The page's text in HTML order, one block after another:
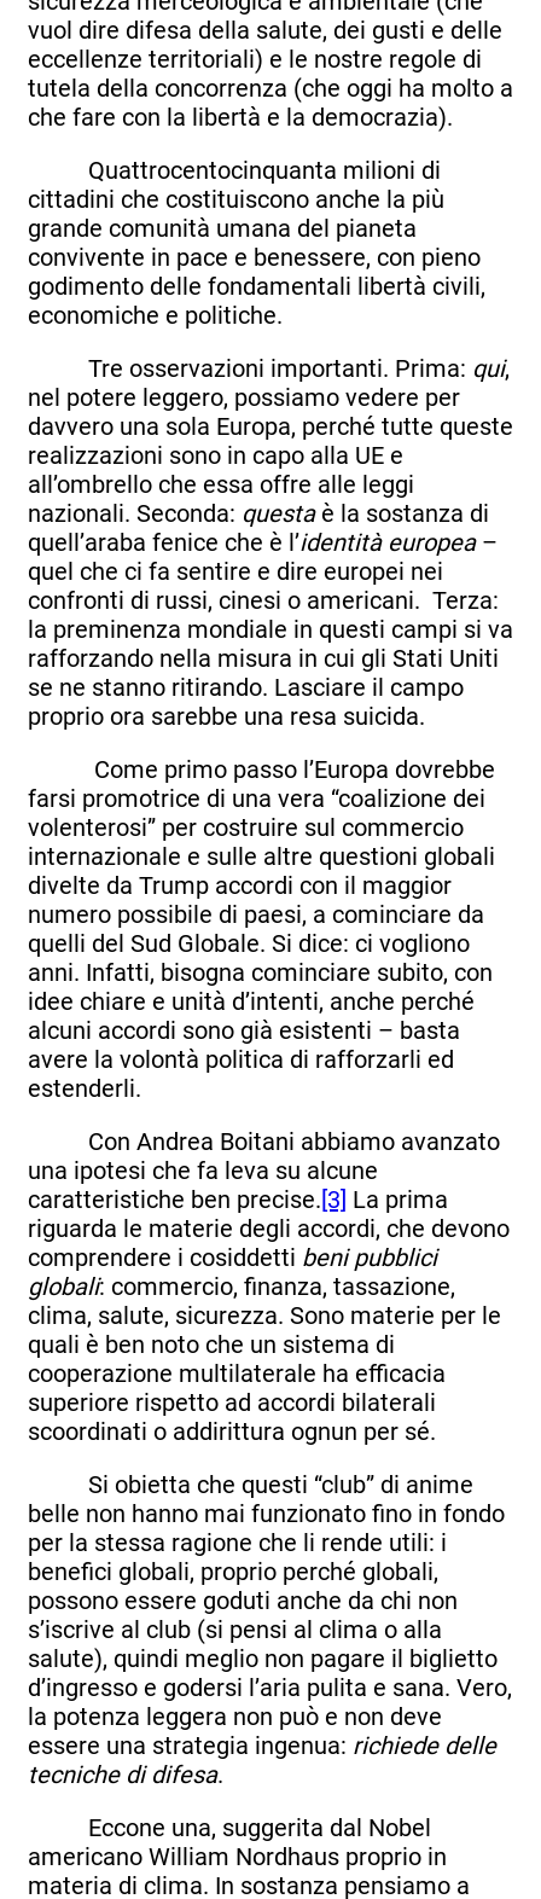
vuol dire difesa della salute, dei gusti e delle
eccellenze territoriali) e le nostre regole di
tutela della concorrenza (che oggi ha molto a
che fare con la libertà e la democrazia).
Quattrocentocinquanta milioni di
cittadini che costituiscono anche la più
grande comunità umana del pianeta
convivente in pace e benessere, con pieno
godimento delle fondamentali libertà civili,
economiche e politiche.
Tre osservazioni importanti. Prima: qui,
nel potere leggero, possiamo vedere per
davvero una sola Europa, perché tutte queste
realizzazioni sono in capo alla UE e
all’ombrello che essa offre alle leggi
nazionali. Seconda: questaè la sostanza di
quell’araba fenice che è l’identità europea–
quel che ci fa sentire e dire europei nei
confronti di russi, cinesi o americani. Terza:
la preminenza mondiale in questi campi si va
rafforzando nella misura in cui gli Stati Uniti
se ne stanno ritirando. Lasciare il campo
proprio ora sarebbe una resa suicida.
Come primo passo l’Europa dovrebbe
farsi promotrice di una vera “coalizione dei
volenterosi” per costruire sul commercio
internazionale e sulle altre questioni globali
divelte da Trump accordi con il maggior
numero possibile di paesi, a cominciare da
quelli del Sud Globale. Si dice: ci vogliono
anni. Infatti, bisogna cominciare subito, con
idee chiare e unità d’intenti, anche perché
alcuni accordi sono già esistenti – basta
avere la volontà politica di rafforzarli ed
estenderli.
Con Andrea Boitani abbiamo avanzato
una ipotesi che fa leva su alcune
caratteristiche ben precise.[3] La prima
riguarda le materie degli accordi, che devono
comprendere i cosiddetti beni pubblici
globali: commercio, finanza, tassazione,
clima, salute, sicurezza. Sono materie per le
quali è ben noto che un sistema di
cooperazione multilaterale ha efficacia
superiore rispetto ad accordi bilaterali
scoordinati o addirittura ognun per sé.
Si obietta che questi “club” di anime
belle non hanno mai funzionato fino in fondo
per la stessa ragione che li rende utili: i
benefici globali, proprio perché globali,
possono essere goduti anche da chi non
s’iscrive al club (si pensi al clima o alla
salute), quindi meglio non pagare il biglietto
d’ingresso e godersi l’aria pulita e sana. Vero,
la potenza leggera non può e non deve
essere una strategia ingenua: richiede delle
tecniche di difesa.
Eccone una, suggerita dal Nobel
americano William Nordhaus proprio in
materia di clima. In sostanza pensiamo a